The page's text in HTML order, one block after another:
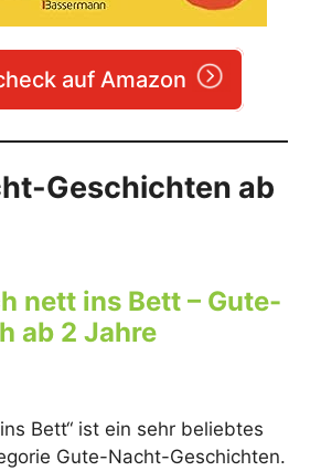
auf Amazon
Geschichten ab
nett ins Bett – Gute-
ab 2 Jahre
Bett“ ist ein sehr beliebtes
Gute-Nacht-Geschichten.